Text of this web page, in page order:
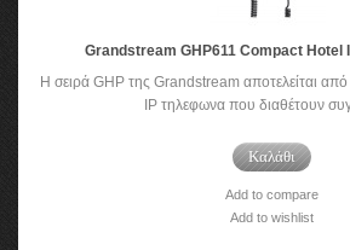
Grandstream GHP611 Compact Hotel
Η σειρά GHP της Grandstream αποτελείται
IP τηλεφωνα που διαθέτουν
Καλάθι
Add to compare
Add to wishlist